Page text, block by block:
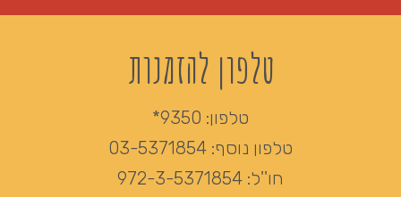
טלפון להזמנות
טלפון: 9350*
טלפון נוסף: 03-5371854
חו''ל: 972-3-5371854